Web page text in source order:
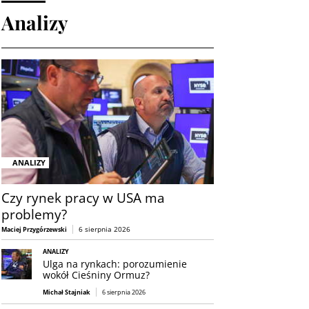
Analizy
ANALIZY
Czy rynek pracy w USA ma
problemy?
Maciej Przygórzewski 6 sierpnia 2026
ANALIZY
Ulga na rynkach: porozumienie
wokół Cieśniny Ormuz?
Michał Stajniak 6 sierpnia 2026